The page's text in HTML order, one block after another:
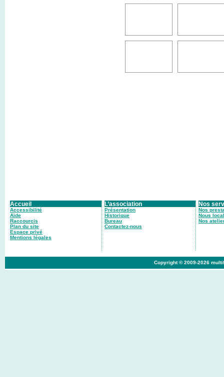
Accueil
Accessibilité
Aide
Raccourcis
Plan du site
Espace privé
Mentions légales
L’association
Présentation
Historique
Bureau
Contactez-nous
Nos
Nos
Nous
Nos
Copyright © 2009-2026